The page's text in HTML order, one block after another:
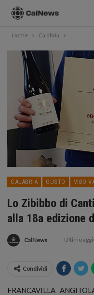
Home Calabria
CALABRIA GUSTO VIBO
Lo Zibibbo di
alla 18a edizione
CalNews Ultimo
Condividi
FRANCAVILLA